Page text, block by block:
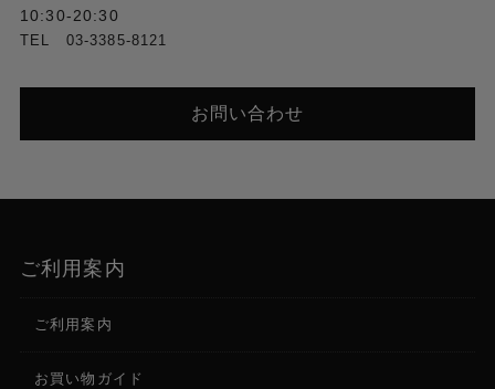
10:30-20:30
TEL 03-3385-8121
お問い合わせ
ご利用案内
ご利用案内
お買い物ガイド